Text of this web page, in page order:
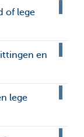
of lege
en
lege